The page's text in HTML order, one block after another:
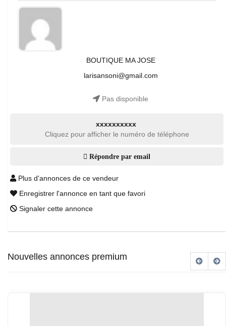
BOUTIQUE MA JOSE
larisansoni@gmail.com
Pas disponible
xxxxxxxxxx
Cliquez pour afficher le numéro de téléphone
Répondre par email
Plus d'annonces de ce vendeur
Enregistrer l'annonce en tant que favori
Signaler cette annonce
Nouvelles annonces premium